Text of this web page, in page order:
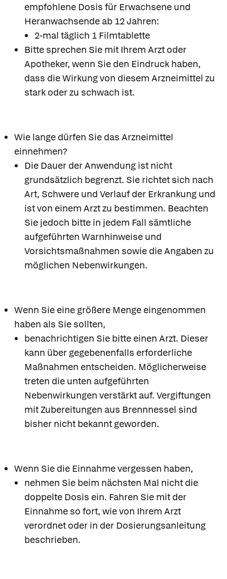
empfohlene Dosis für Erwachsene und
Heranwachsende ab 12 Jahren:
2-mal täglich 1 Filmtablette
Bitte sprechen Sie mit Ihrem Arzt oder
Apotheker, wenn Sie den Eindruck haben,
dass die Wirkung von diesem Arzneimittel zu
stark oder zu schwach ist.
Wie lange dürfen Sie das Arzneimittel
einnehmen?
Die Dauer der Anwendung ist nicht
grundsätzlich begrenzt. Sie richtet sich nach
Art, Schwere und Verlauf der Erkrankung und
ist von einem Arzt zu bestimmen. Beachten
Sie jedoch bitte in jedem Fall sämtliche
aufgeführten Warnhinweise und
Vorsichtsmaßnahmen sowie die Angaben zu
möglichen Nebenwirkungen.
Wenn Sie eine größere Menge eingenommen
haben als Sie sollten,
benachrichtigen Sie bitte einen Arzt. Dieser
kann über gegebenenfalls erforderliche
Maßnahmen entscheiden. Möglicherweise
treten die unten aufgeführten
Nebenwirkungen verstärkt auf. Vergiftungen
mit Zubereitungen aus Brennnessel sind
bisher nicht bekannt geworden.
Wenn Sie die Einnahme vergessen haben,
nehmen Sie beim nächsten Mal nicht die
doppelte Dosis ein. Fahren Sie mit der
Einnahme so fort, wie von Ihrem Arzt
verordnet oder in der Dosierungsanleitung
beschrieben.